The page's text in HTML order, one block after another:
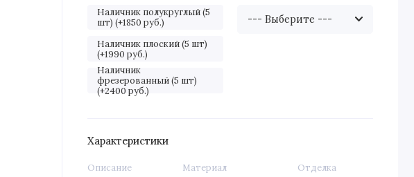
Наличник полукруглый (5
шт) (+1850 руб.)
Наличник плоский (5 шт)
(+1990 руб.)
Наличник
фрезерованный (5 шт)
(+2400 руб.)
Характеристики
Описание Материал Отделка